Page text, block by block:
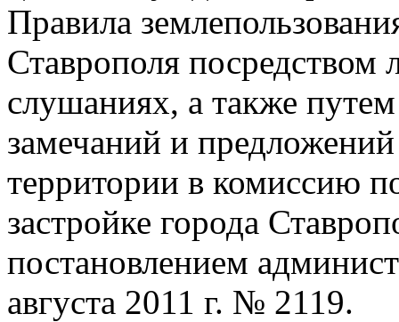
Правила
Ставрополя посредством
слушаниях, а также
замечаний и
территории в комиссию
застройке города
постановлением
августа 2011 г. № 2119.